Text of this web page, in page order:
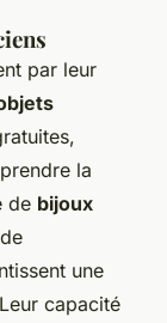
par leur
la
de bijoux
une
capacité